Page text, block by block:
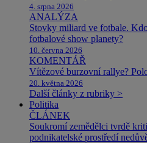
4. srpna 2026
ANALÝZA
Stovky miliard ve fotbale.
fotbalové show planety?
10. června 2026
KOMENTÁŘ
Vítězové burzovní rallye?
20. května 2026
Další články z rubriky >
Politika
ČLÁNEK
Soukromí zemědělci tvrdě
podnikatelské prostředí